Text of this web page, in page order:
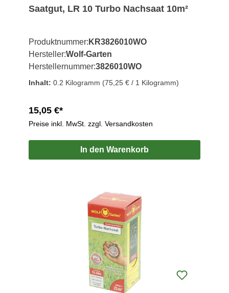
Saatgut, LR 10 Turbo Nachsaat 10m²
Produktnummer: KR3826010WO
Hersteller:Wolf-Garten
Herstellernummer:3826010WO
Inhalt: 0.2 Kilogramm (75,25 € / 1 Kilogramm)
15,05 €*
Preise inkl. MwSt. zzgl. Versandkosten
In den Warenkorb